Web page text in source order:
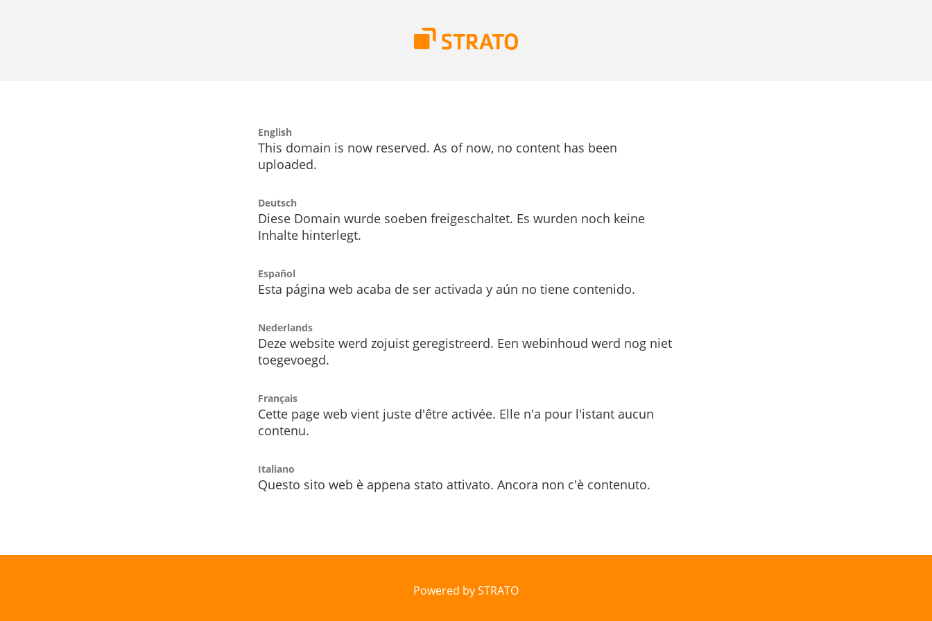
English
This domain is now reserved. As of now, no content has been
uploaded.
Deutsch
Diese Domain wurde soeben freigeschaltet. Es wurden noch keine
Inhalte hinterlegt.
Español
Esta página web acaba de ser activada y aún no tiene contenido.
Nederlands
Deze website werd zojuist geregistreerd. Een webinhoud werd nog niet
toegevoegd.
Français
Cette page web vient juste d'être activée. Elle n'a pour l'istant aucun
contenu.
Italiano
Questo sito web è appena stato attivato. Ancora non c'è contenuto.
Powered by STRATO